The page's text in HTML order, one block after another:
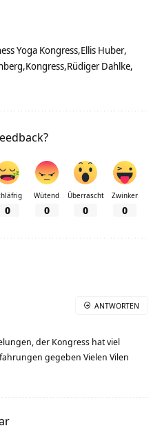
Yoga Kongress Ellis Huber
Kongress Rüdiger Dahlke
0
Wütend
0
Überrascht
0
Zwinker
0
der Kongress hat viel
gegeben Vielen Vilen
ANTWORTEN